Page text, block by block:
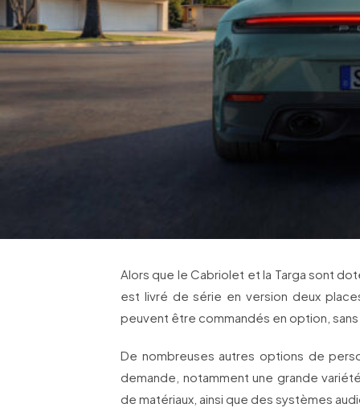
Alors que le Cabriolet et la Targa sont
est livré de série en version deux
peuvent être commandés en option,
De nombreuses autres options de
demande, notamment une grande
de matériaux, ainsi que des systèmes